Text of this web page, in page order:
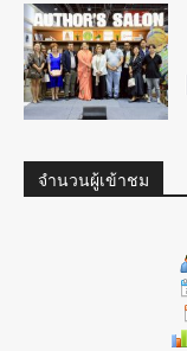
จำนวนผู้เข้าชม